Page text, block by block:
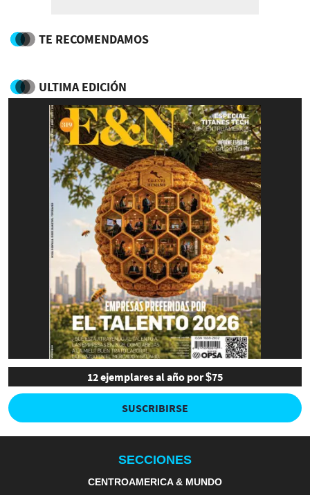
TE RECOMENDAMOS
ULTIMA EDICIÓN
12 ejemplares al año por $75
SUSCRIBIRSE
SECCIONES
CENTROAMERICA & MUNDO